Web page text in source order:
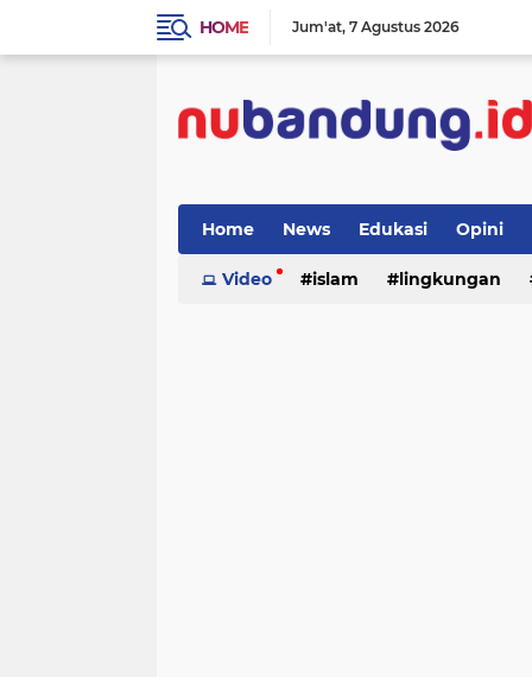
HOME Jum'at 7 Agustus 2026
Home News Edukasi Opini
Video islam lingkungan